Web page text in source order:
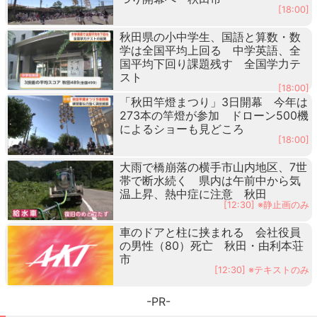
[18:00]
秋田県の小中学生、国語と算数・数
学は全国平均上回る 中学英語、全
国平均下回り課題残す 全国学力テ
スト
[18:00]
「秋田竿燈まつり」3日開幕 今年は
273本の竿燈が参加 ドローン500機
によるショーも見どころ
[18:00]
大雨で橋崩落の横手市山内地区、7世
帯で断水続く 県内は午前中から気
温上昇、熱中症に注意 秋田
[12:30] ※静止画のみ
車のドアと柱に挟まれる 会社役員
の男性（80）死亡 秋田・由利本荘
市
[12:30] ※テキストのみ
-PR-